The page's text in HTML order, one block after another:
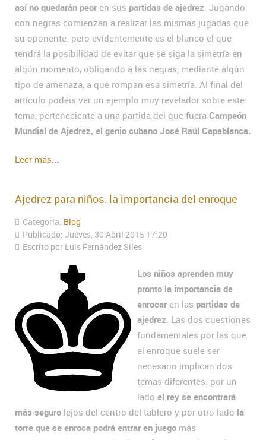
así no quedarán peor en sus partidas de ajedrez . Jugando
con negras comienzan a realizar las mismas jugadas que
su oponente. pero evidentemente es el blanco el que
tendrá la posibilidad de evitar que se siga la simetría en
algún momento, obligando a las negras, mediante algún
tipo de amenaza, a que rompan esa simetría. Al final del
artículo podéis ver un ejemplo muy revelador sobre este
tema, perteneciente a una partida del que fuera Campeón
Mundial de Ajedrez, el genio cubano José Raúl Capablanca.
Leer más...
Ajedrez para niños: la importancia del enroque
Categoría: Blog
Publicado: Jueves, 30 Abril 2015 17:20
Escrito por Luís Fernández Siles
Los niños aprenden muy
pronto la importancia de
enrocar en las partidas de
ajedrez . Las dos cuestiones
fundamentales por las que
el enroque suele ser
necesario implican dos
temas diferentes: por un
lado el rey se encontrará
más seguro lejos del centro del tablero y por otro lado la
torre que se enroca podrá entrar en juego más